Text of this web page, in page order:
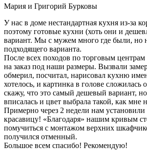
Мария и Григорий Бурковы
У нас в доме нестандартная кухня из-за
поэтому готовые кухни (хоть они и
вариант. Мы с мужем много где были, но
подходящего варианта.
После всех походов по торговым
на заказ под наши размеры. Вызвали
обмерил, посчитал, нарисовал кухню
хотелось, и картинка в голове сложилась
скажу, что это самый дешевый вариант,
вписалась и цвет выбрала такой, как мне
Примерно через 2 недели нам
красавицу! «Благодаря» нашим кривым
помучиться с монтажом верхних
получился отменный.
Большое всем спасибо! Рекомендую!